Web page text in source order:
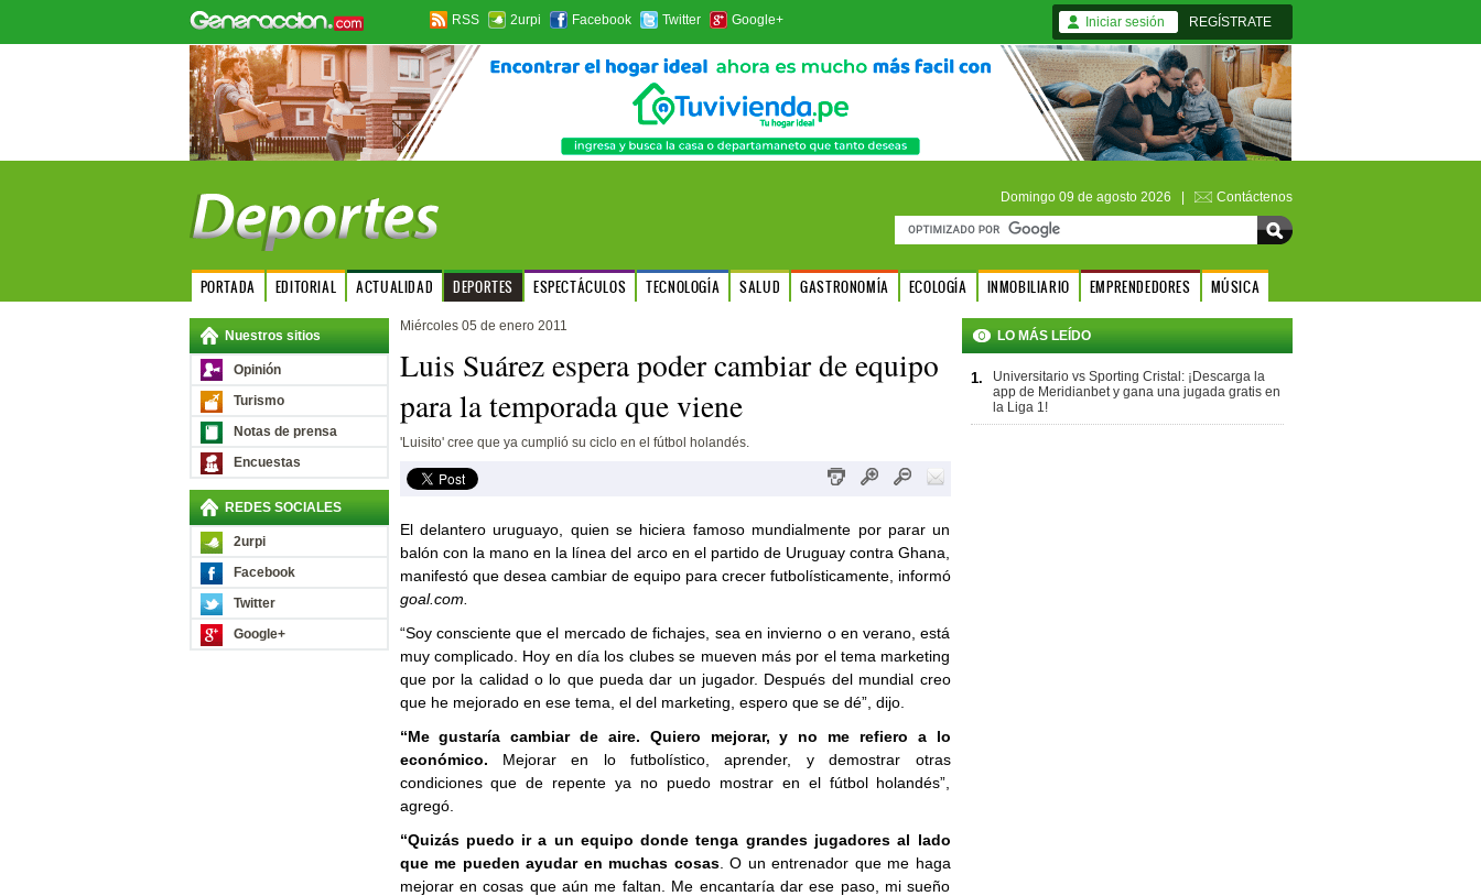
RSS 2urpi Facebook Twitter Google+ Iniciar sesión REGÍSTRATE
Domingo 09 de agosto 2026 | Contáctenos
PORTADA EDITORIAL ACTUALIDAD DEPORTES ESPECTÁCULOS TECNOLOGÍA SALUD GASTRONOMÍA ECOLOGÍA INMOBILIARIO EMPRENDEDORES MÚSICA
Nuestros sitios
Opinión
Turismo
Notas de prensa
Encuestas
REDES SOCIALES
2urpi
Facebook
Twitter
Google+
Miércoles 05 de enero 2011
Luis Suárez espera poder cambiar de equipo
para la temporada que viene
'Luisito' cree que ya cumplió su ciclo en el fútbol holandés.
El delantero uruguayo, quien se hiciera famoso mundialmente por parar un
balón con la mano en la línea del arco en el partido de Uruguay contra Ghana,
manifestó que desea cambiar de equipo para crecer futbolísticamente, informó
goal.com.
“Soy consciente que el mercado de fichajes, sea en invierno o en verano, está
muy complicado. Hoy en día los clubes se mueven más por el tema marketing
que por la calidad o lo que pueda dar un jugador. Después del mundial creo
que he mejorado en ese tema, el del marketing, espero que se dé”, dijo.
“Me gustaría cambiar de aire. Quiero mejorar, y no me refiero a lo
económico. Mejorar en lo futbolístico, aprender, y demostrar otras
condiciones que de repente ya no puedo mostrar en el fútbol holandés”,
agregó.
“Quizás puedo ir a un equipo donde tenga grandes jugadores al lado
que me pueden ayudar en muchas cosas. O un entrenador que me haga
mejorar en cosas que aún me faltan. Me encantaría dar ese paso, mi sueño
LO MÁS LEÍDO
1.
Universitario vs Sporting Cristal: ¡Descarga la
app de Meridianbet y gana una jugada gratis en
la Liga 1!